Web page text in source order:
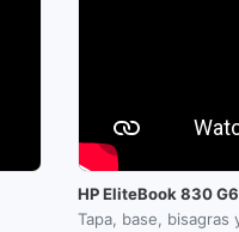
HP EliteBook 830
Tapa, base, bisagras